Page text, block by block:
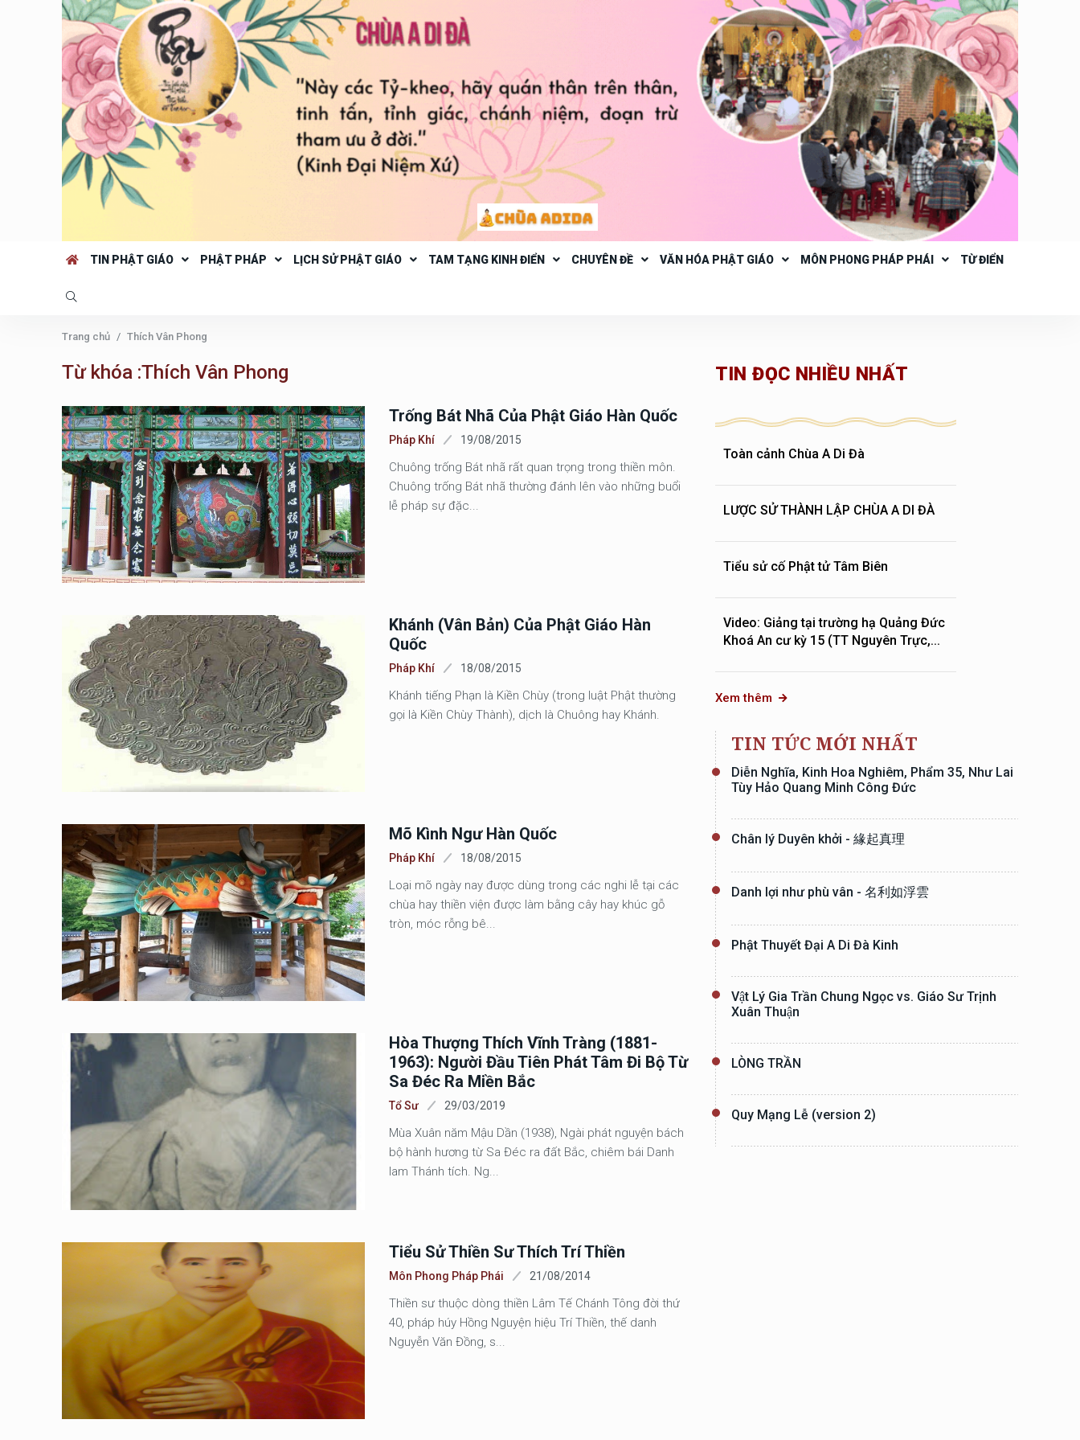
TIN PHẬT GIÁO PHẬT PHÁP LỊCH SỬ PHẬT GIÁO TAM TẠNG KINH ĐIỂN CHUYÊN ĐỀ VĂN HÓA PHẬT GIÁO MÔN PHONG PHÁP PHÁI TỪ ĐIỂN
Trang chủ Thích Vân Phong
Từ khóa :Thích Vân Phong
Trống Bát Nhã Của Phật Giáo Hàn Quốc
Pháp Khí 19/08/2015
Chuông trống Bát nhã rất quan trọng trong thiền môn.
Chuông trống Bát nhã thường đánh lên vào những buổi
lễ pháp sự đặc...
Khánh (Vân Bản) Của Phật Giáo Hàn
Quốc
Pháp Khí 18/08/2015
Khánh tiếng Phạn là Kiền Chùy (trong luật Phật thường
gọi là Kiền Chùy Thành), dịch là Chuông hay Khánh.
Mõ Kình Ngư Hàn Quốc
Pháp Khí 18/08/2015
Loại mõ ngày nay được dùng trong các nghi lễ tại các
chùa hay thiền viện được làm bằng cây hay khúc gỗ
tròn, móc rỗng bê...
Hòa Thượng Thích Vĩnh Tràng (1881-
1963): Người Đầu Tiên Phát Tâm Đi Bộ Từ
Sa Đéc Ra Miền Bắc
Tổ Sư 29/03/2019
Mùa Xuân năm Mậu Dần (1938), Ngài phát nguyện bách
bộ hành hương từ Sa Đéc ra đất Bắc, chiêm bái Danh
lam Thánh tích. Ng...
Tiểu Sử Thiền Sư Thích Trí Thiền
Môn Phong Pháp Phái 21/08/2014
Thiền sư thuộc dòng thiền Lâm Tế Chánh Tông đời thứ
40, pháp húy Hồng Nguyện hiệu Trí Thiền, thế danh
Nguyễn Văn Đồng, s...
TIN ĐỌC NHIỀU NHẤT
Toàn cảnh Chùa A Di Đà
LƯỢC SỬ THÀNH LẬP CHÙA A DI ĐÀ
Tiểu sử cố Phật tử Tâm Biên
Video: Giảng tại trường hạ Quảng Đức
Khoá An cư kỳ 15 (TT Nguyên Trực,...
Xem thêm
TIN TỨC MỚI NHẤT
Diễn Nghĩa, Kinh Hoa Nghiêm, Phẩm 35, Như Lai
Tùy Hảo Quang Minh Công Đức
Chân lý Duyên khởi - 緣起真理
Danh lợi như phù vân - 名利如浮雲
Phật Thuyết Đại A Di Đà Kinh
Vật Lý Gia Trần Chung Ngọc vs. Giáo Sư Trịnh
Xuân Thuận
LÒNG TRẦN
Quy Mạng Lễ (version 2)